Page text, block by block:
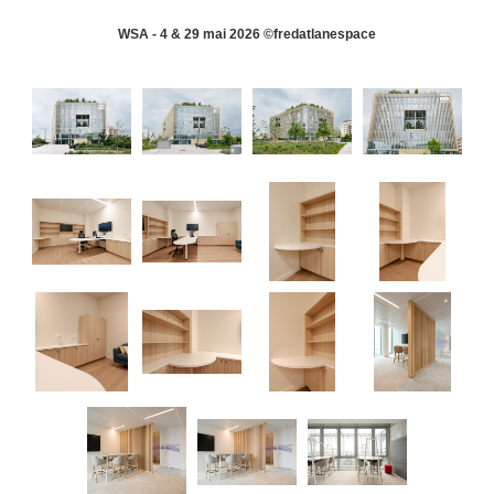
WSA - 4 & 29 mai 2026 ©fredatlanespace